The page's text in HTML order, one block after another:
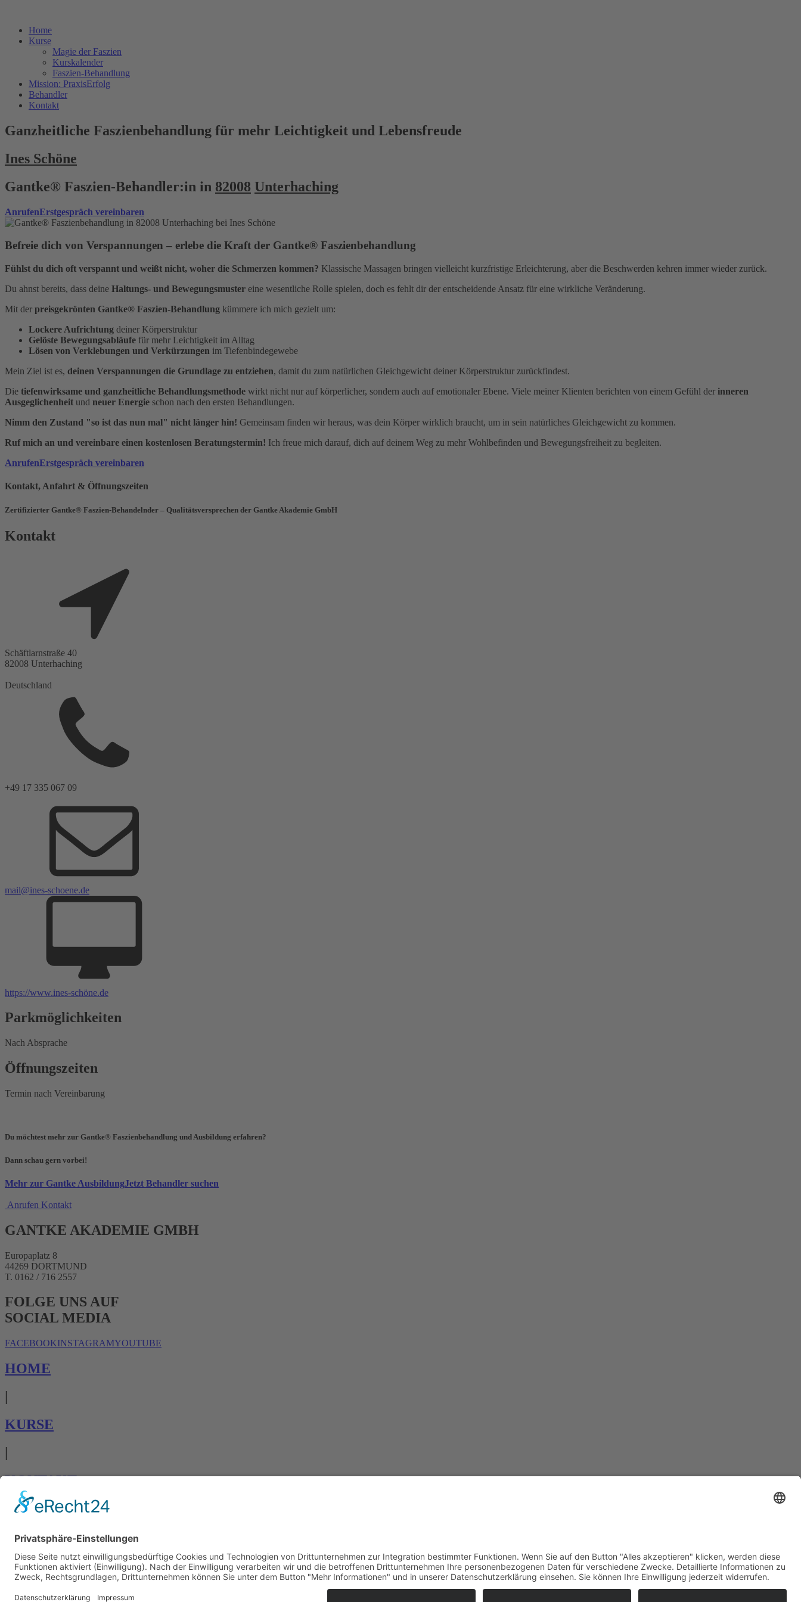
Home
Kurse
Magie der Faszien
Kurskalender
Faszien-Behandlung
Mission: PraxisErfolg
Behandler
Kontakt
Ganzheitliche Faszienbehandlung für mehr Leichtigkeit und Lebensfreude
Ines Schöne
Gantke® Faszien-Behandler:in in 82008 Unterhaching
AnrufenErstgespräch vereinbaren
Befreie dich von Verspannungen – erlebe die Kraft der Gantke® Faszienbehandlung
Fühlst du dich oft verspannt und weißt nicht, woher die Schmerzen kommen? Klassische Massagen bringen vielleicht kurzfristige Erleichterung, aber die Beschwerden kehren immer wieder zurück.
Du ahnst bereits, dass deine Haltungs- und Bewegungsmuster eine wesentliche Rolle spielen, doch es fehlt dir der entscheidende Ansatz für eine wirkliche Veränderung.
Mit der preisgekrönten Gantke® Faszien-Behandlung kümmere ich mich gezielt um:
Lockere Aufrichtung deiner Körperstruktur
Gelöste Bewegungsabläufe für mehr Leichtigkeit im Alltag
Lösen von Verklebungen und Verkürzungen im Tiefenbindegewebe
Mein Ziel ist es, deinen Verspannungen die Grundlage zu entziehen, damit du zum natürlichen Gleichgewicht deiner Körperstruktur zurückfindest.
Die tiefenwirksame und ganzheitliche Behandlungsmethode wirkt nicht nur auf körperlicher, sondern auch auf emotionaler Ebene. Viele meiner Klienten berichten von einem Gefühl der inneren
Ausgeglichenheit und neuer Energie schon nach den ersten Behandlungen.
Nimm den Zustand "so ist das nun mal" nicht länger hin! Gemeinsam finden wir heraus, was dein Körper wirklich braucht, um in sein natürliches Gleichgewicht zu kommen.
Ruf mich an und vereinbare einen kostenlosen Beratungstermin! Ich freue mich darauf, dich auf deinem Weg zu mehr Wohlbefinden und Bewegungsfreiheit zu begleiten.
AnrufenErstgespräch vereinbaren
Kontakt, Anfahrt & Öffnungszeiten
Zertifizierter Gantke® Faszien-Behandelnder – Qualitätsversprechen der Gantke Akademie GmbH
Kontakt
Schäftlarnstraße 40
82008 Unterhaching
Deutschland
+49 17 335 067 09
mail@ines-schoene.de
https://www.ines-schöne.de
Parkmöglichkeiten
Nach Absprache
Öffnungszeiten
Termin nach Vereinbarung
Du möchtest mehr zur Gantke® Faszienbehandlung und Ausbildung erfahren?
Dann schau gern vorbei!
Mehr zur Gantke AusbildungJetzt Behandler suchen
Anrufen Kontakt
GANTKE AKADEMIE GMBH
Europaplatz 8
44269 DORTMUND
T. 0162 / 716 2557
FOLGE UNS AUF
SOCIAL MEDIA
FACEBOOKINSTAGRAMYOUTUBE
HOME
KURSE
|
KONTAKT
AGB AKADEMIE
DATENSCHUTZ